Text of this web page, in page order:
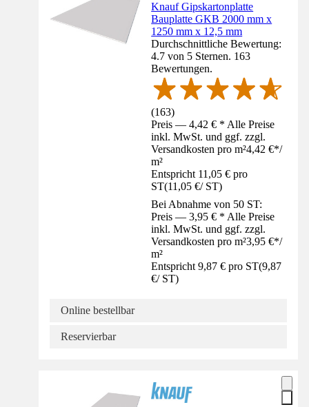
Knauf Gipskartonplatte
Bauplatte GKB 2000 mm x
1250 mm x 12,5 mm
Durchschnittliche Bewertung:
4.7 von 5 Sternen. 163
Bewertungen.
(163)
Preis — 4,42 € * Alle Preise
inkl. MwSt. und ggf. zzgl.
Versandkosten pro m²4,42 €*/
m²
Entspricht 11,05 € pro
ST(11,05 €/ ST)
Bei Abnahme von 50 ST:
Preis — 3,95 € * Alle Preise
inkl. MwSt. und ggf. zzgl.
Versandkosten pro m²3,95 €*/
m²
Entspricht 9,87 € pro ST(9,87
€/ ST)
Online bestellbar
Reservierbar